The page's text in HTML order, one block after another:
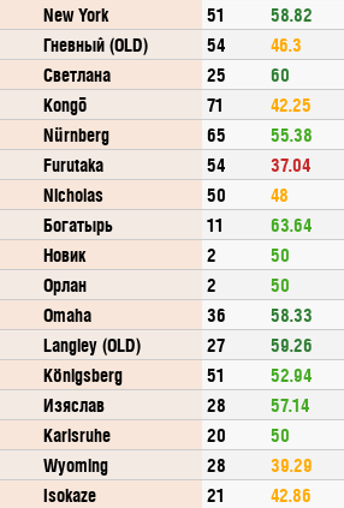
New York 51
58.82
Гневный (OLD) 54
46.3
Светлана 25
60
Kongō 71
42.25
Nürnberg 65
55.38
Furutaka 54
37.04
Nicholas 50
48
Богатырь 11
63.64
Новик 2
50
Орлан 2
50
Omaha 36
58.33
Langley (OLD) 27
59.26
Königsberg 51
52.94
Изяслав 28
57.14
Karlsruhe 20
50
Wyoming 28
39.29
Isokaze 21
42.86